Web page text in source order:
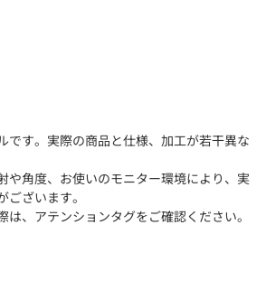
です。実際の商品と仕様、加工が若干異な
や角度、お使いのモニター環境により、実
ざいます。
、アテンションタグをご確認ください。